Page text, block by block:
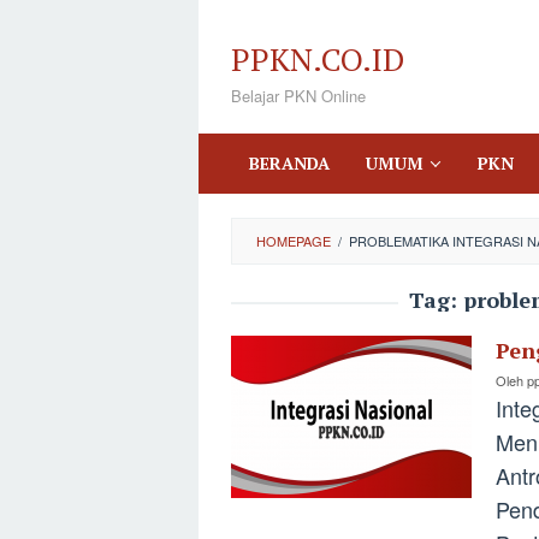
konten
PPKN.CO.ID
Belajar PKN Online
BERANDA UMUM PKN
HOMEPAGE / PROBLEMATIKA INTEGRASI
Tag:
Oleh